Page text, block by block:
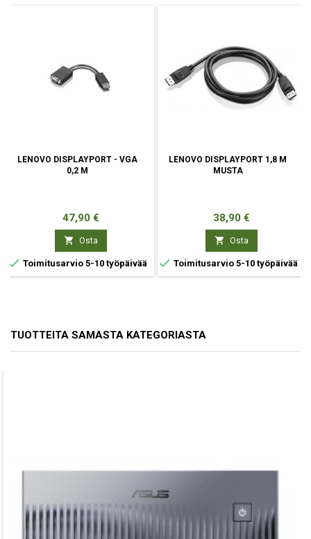
LENOVO DISPLAYPORT - VGA
0,2 M
Hinta
47,90 €
 Osta
 Toimitusarvio 5-10 työpäivää
LENOVO DISPLAYPORT 1,8 M
MUSTA
Hinta
38,90 €
 Osta
 Toimitusarvio 5-10 työpäivää
TUOTTEITA SAMASTA KATEGORIASTA